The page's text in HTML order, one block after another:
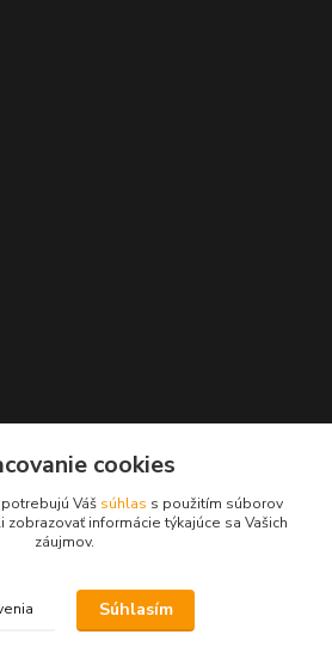
hod.)
cookies
Váš súhlas s použitím súborov
zobrazovať informácie týkajúce sa Vašich
záujmov.
Súhlasím